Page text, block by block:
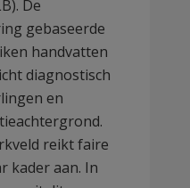
De
gebaseerde
handvatten
diagnostisch
en
reikt faire
kader aan. In